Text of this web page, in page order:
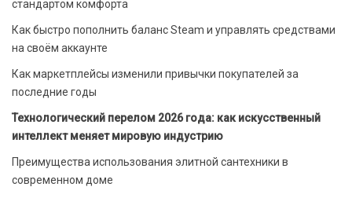
стандартом комфорта
Как быстро пополнить баланс Steam и управлять средствами
на своём аккаунте
Как маркетплейсы изменили привычки покупателей за
последние годы
Технологический перелом 2026 года: как искусственный
интеллект меняет мировую индустрию
Преимущества использования элитной сантехники в
современном доме